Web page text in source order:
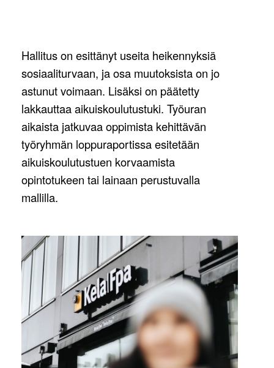
Hallitus on esittänyt useita heikennyksiä
sosiaaliturvaan, ja osa muutoksista on jo
astunut voimaan. Lisäksi on päätetty
lakkauttaa aikuiskoulutustuki. Työuran
aikaista jatkuvaa oppimista kehittävän
työryhmän loppuraportissa esitetään
aikuiskoulutustuen korvaamista
opintotukeen tai lainaan perustuvalla
mallilla.